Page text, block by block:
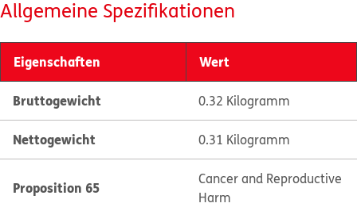
Allgemeine Spezifikationen
Eigenschaften Wert
Bruttogewicht 0.32 Kilogramm
Nettogewicht 0.31 Kilogramm
Proposition 65
Cancer and Reproductive
Harm